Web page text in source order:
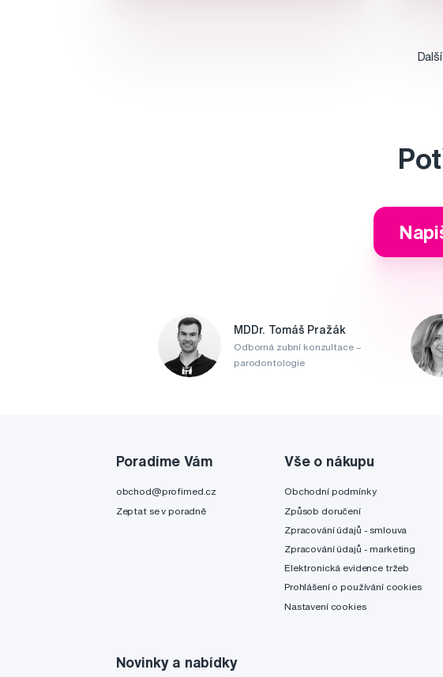
MDDr. Tomáš Pražák
Odborná zubní konzultace –
parodontologie
Poradíme Vám
obchod@profimed.cz
Zeptat se v poradně
Vše o nákupu
Obchodní podmínky
Způsob doručení
Zpracování údajů - smlouva
Zpracování údajů - marketing
Elektronická evidence tržeb
Prohlášení o používání cookies
Nastavení cookies
Novinky a nabídky